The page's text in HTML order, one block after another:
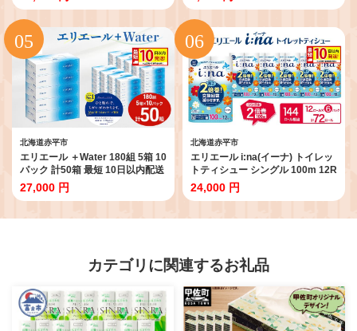
配送 なまらたっぷり 2.2倍巻 トイ
レットペーパー 大容量 防災 常備
品 備蓄品 消耗品 日用品 生活必需
品 送料無料 赤平市
わいがに 使用 マイスターデリ 最
短3日 7日出荷 冷凍食品 惣菜 弁当
おかず 揚げ物 セット グルメ 大容
量 加工品
北海道赤平市
エリエール ＋Water 180組 5箱 10
パック 計50箱 最短 10日以内配送
最短配送 ティッシュペーパー 箱
やわらか 保湿成分配合 まとめ買
備蓄 日用品 生活必需品 北海道 赤
27,000 円
北海道赤平市
エリエール i:na(イーナ) トイレッ
トティシュー シングル 100m 12R
6パック 計72ロール 最短 10日以
内配送 最短配送 2倍巻 長持ち ま
品 日用品 生活必需品 北海道 赤平
24,000 円
カテゴリに関連するお礼品